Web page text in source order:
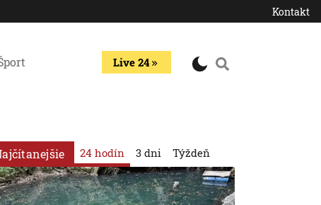
Kontakt
Live 24
24 hodín 3 dni Týždeň